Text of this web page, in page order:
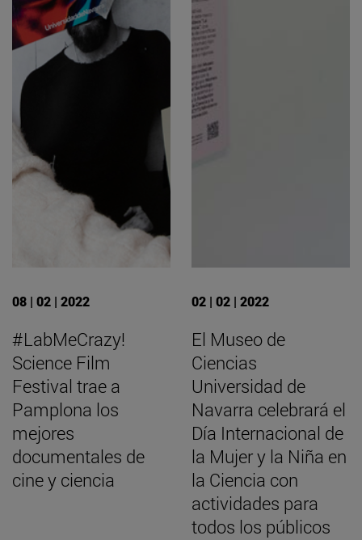
08 | 02 | 2022
#LabMeCrazy!
Science Film
Festival trae a
Pamplona los
mejores
documentales de
cine y ciencia
02 | 02 | 2022
El Museo de
Ciencias
Universidad de
Navarra celebrará el
Día Internacional de
la Mujer y la Niña en
la Ciencia con
actividades para
todos los públicos